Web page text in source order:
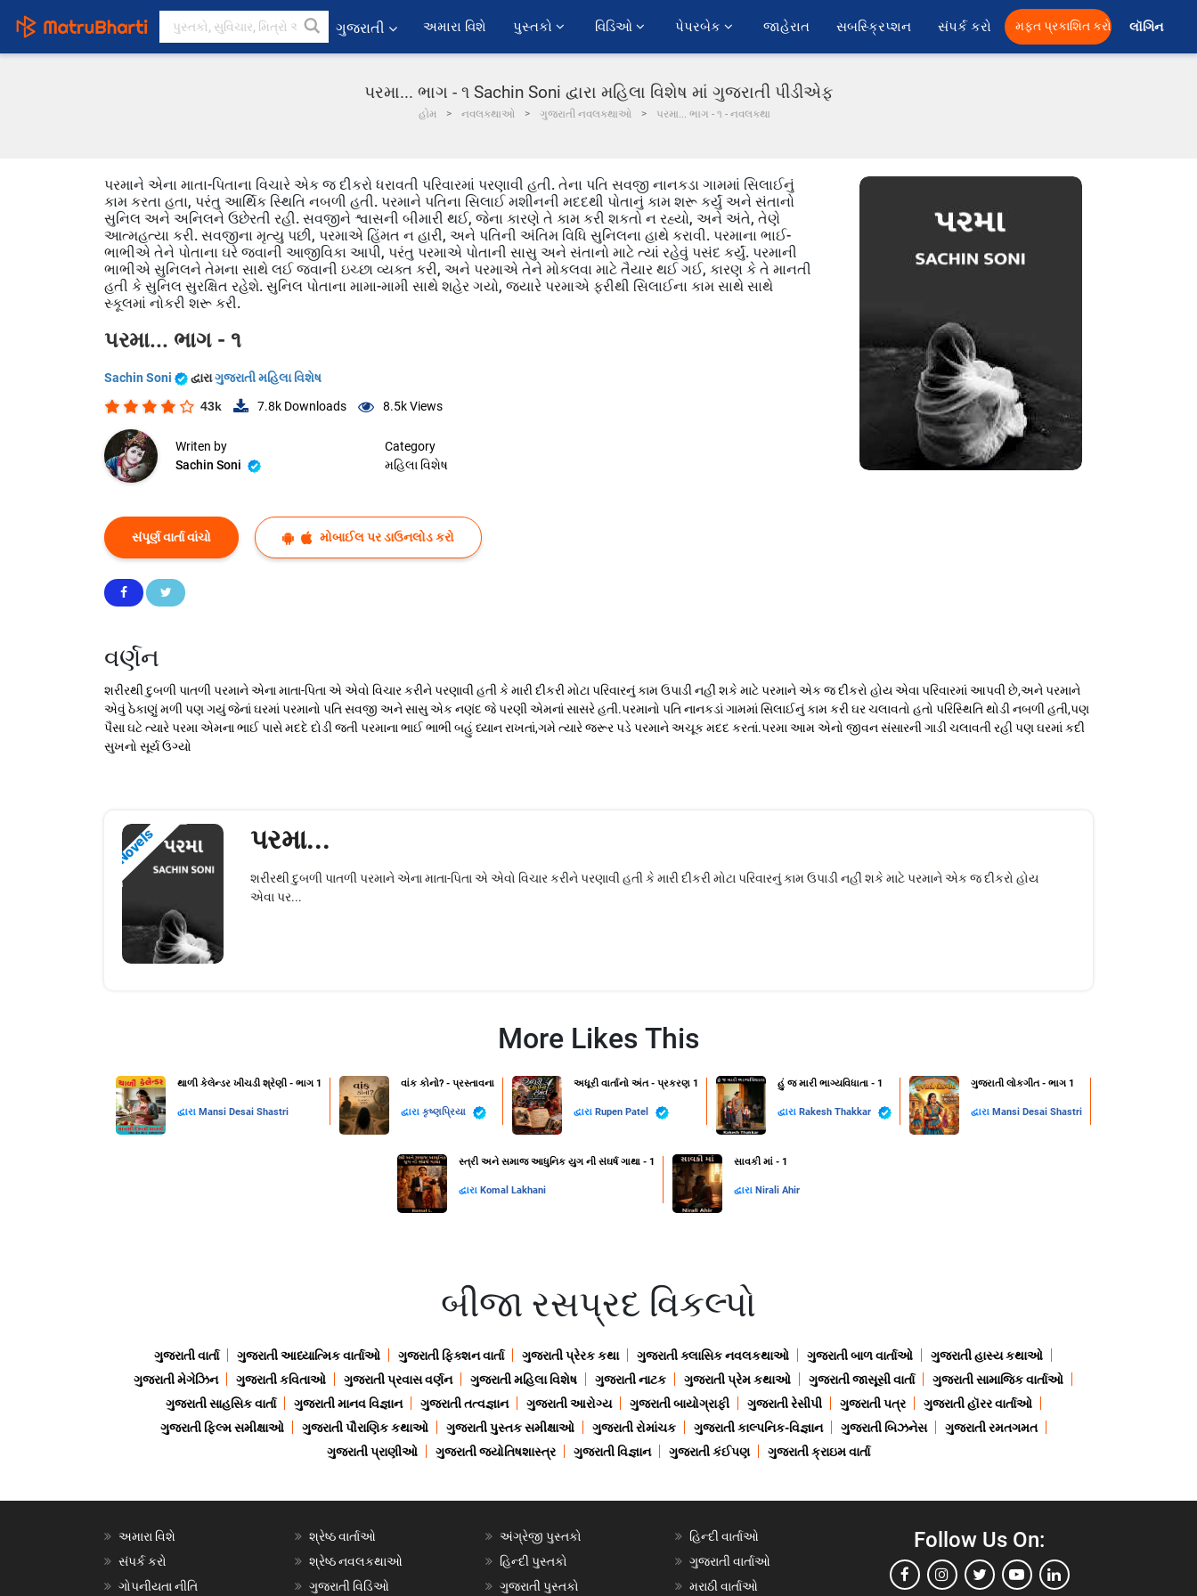
ગુજરાતી અમારા વિશે પુસ્તકો વિડિઓ પેપરબેક જાહેરાત સબસ્ક્રિપ્શન સંપર્ક કરો મફત પ્રકાશિત કરો લૉગિન
પરમા... ભાગ - ૧ Sachin Soni દ્વારા મહિલા વિશેષ માં ગુજરાતી પીડીએફ
હોમ નવલકથાઓ ગુજરાતી નવલકથાઓ પરમા... ભાગ - ૧ - નવલકથા
પરમાને એના માતા-પિતાના વિચારે એક જ દીકરો ધરાવતી પરિવારમાં પરણાવી હતી. તેના પતિ સવજી નાનકડા ગામમાં સિલાઈનું
કામ કરતા હતા, પરંતુ આર્થિક સ્થિતિ નબળી હતી. પરમાને પતિના સિલાઈ મશીનની મદદથી પોતાનું કામ શરૂ કર્યું અને સંતાનો
સુનિલ અને અનિલને ઉછેરતી રહી. સવજીને શ્વાસની બીમારી થઈ, જેના કારણે તે કામ કરી શકતો ન રહ્યો, અને અંતે, તેણે
આત્મહત્યા કરી. સવજીના મૃત્યુ પછી, પરમાએ હિંમત ન હારી, અને પતિની અંતિમ વિધિ સુનિલના હાથે કરાવી. પરમાના ભાઈ-
ભાભીએ તેને પોતાના ઘરે જવાની આજીવિકા આપી, પરંતુ પરમાએ પોતાની સાસુ અને સંતાનો માટે ત્યાં રહેવું પસંદ કર્યું. પરમાની
ભાભીએ સુનિલને તેમના સાથે લઈ જવાની ઇચ્છા વ્યક્ત કરી, અને પરમાએ તેને મોકલવા માટે તૈયાર થઈ ગઈ, કારણ કે તે માનતી
હતી કે સુનિલ સુરક્ષિત રહેશે. સુનિલ પોતાના મામા-મામી સાથે શહેર ગયો, જ્યારે પરમાએ ફરીથી સિલાઈના કામ સાથે સાથે
સ્કૂલમાં નોકરી શરૂ કરી.
પરમા... ભાગ - ૧
Sachin Soni દ્વારાગુજરાતી મહિલા વિશેષ
43k 7.8k Downloads 8.5kViews
Writen by
Sachin Soni
Category
મહિલા વિશેષ
સંપૂર્ણ વાર્તા વાંચો મોબાઈલ પર ડાઉનલોડ કરો
વર્ણન
શરીરથી દુબળી પાતળી પરમાને એના માતા-પિતા એ એવો વિચાર કરીને પરણાવી હતી કે મારી દીકરી મોટા પરિવારનું કામ ઉપાડી નહીં શકે માટે પરમાને એક જ દીકરો હોય એવા પરિવારમાં આપવી છે,અને પરમાને
એવું ઠેકાણું મળી પણ ગયું જેનાં ઘરમાં પરમાનો પતિ સવજી અને સાસુ એક નણંદ જે પરણી એમનાં સાસરે હતી.પરમાનો પતિ નાનકડાં ગામમાં સિલાઈનું કામ કરી ઘર ચલાવતો હતો પરિસ્થિતિ થોડી નબળી હતી,પણ
પૈસા ઘટે ત્યારે પરમા એમના ભાઈ પાસે મદદે દોડી જતી પરમાના ભાઈ ભાભી બહું ધ્યાન રાખતાં,ગમે ત્યારે જરૂર પડે પરમાને અચૂક મદદ કરતાં.પરમા આમ એનો જીવન સંસારની ગાડી ચલાવતી રહી પણ ઘરમાં કદી
સુખનો સૂર્ય ઉગ્યો
Novels પરમા...
શરીરથી દુબળી પાતળી પરમાને એના માતા-પિતા એ એવો વિચાર કરીને પરણાવી હતી કે મારી દીકરી મોટા પરિવારનું કામ ઉપાડી નહીં શકે માટે પરમાને એક જ દીકરો હોય
એવા પર...
More Likes This
થાળી કેલેન્ડર ખીચડી શ્રેણી - ભાગ 1
દ્વારા Mansi Desai Shastri
વાંક કોનો? - પ્રસ્તાવના
દ્વારા કૃષ્ણપ્રિયા
અધૂરી વાર્તાનો અંત - પ્રકરણ 1
દ્વારા Rupen Patel
હું જ મારી ભાગ્યવિધાતા - 1
દ્વારા Rakesh Thakkar
ગુજરાતી લોકગીત - ભાગ 1
દ્વારા Mansi Desai Shastri
સ્ત્રી અને સમાજ આધુનિક યુગ ની સંઘર્ષ ગાથા - 1
દ્વારા Komal Lakhani
સાવકી માં - 1
દ્વારા Nirali Ahir
બીજા રસપ્રદ વિકલ્પો
ગુજરાતી વાર્તા ગુજરાતી આધ્યાત્મિક વાર્તાઓ ગુજરાતી ફિક્શન વાર્તા ગુજરાતી પ્રેરક કથા ગુજરાતી ક્લાસિક નવલકથાઓ ગુજરાતી બાળ વાર્તાઓ
ગુજરાતી હાસ્ય કથાઓ
ગુજરાતી મેગેઝિન
ગુજરાતી કવિતાઓ ગુજરાતી પ્રવાસ વર્ણન ગુજરાતી મહિલા વિશેષ ગુજરાતી નાટક ગુજરાતી પ્રેમ કથાઓ ગુજરાતી જાસૂસી વાર્તા
ગુજરાતી સામાજિક વાર્તાઓ
ગુજરાતી સાહસિક વાર્તા
ગુજરાતી માનવ વિજ્ઞાન ગુજરાતી તત્વજ્ઞાન ગુજરાતી આરોગ્ય ગુજરાતી બાયોગ્રાફી ગુજરાતી રેસીપી ગુજરાતી પત્ર
ગુજરાતી હૉરર વાર્તાઓ
ગુજરાતી ફિલ્મ સમીક્ષાઓ
ગુજરાતી પૌરાણિક કથાઓ ગુજરાતી પુસ્તક સમીક્ષાઓ ગુજરાતી રોમાંચક ગુજરાતી કાલ્પનિક-વિજ્ઞાન ગુજરાતી બિઝનેસ
ગુજરાતી રમતગમત
ગુજરાતી પ્રાણીઓ
ગુજરાતી જ્યોતિષશાસ્ત્ર ગુજરાતી વિજ્ઞાન ગુજરાતી કંઈપણ ગુજરાતી ક્રાઇમ વાર્તા
અમારા વિશે
સંપર્ક કરો
ગોપનીયતા નીતિ
શ્રેષ્ઠ વાર્તાઓ
શ્રેષ્ઠ નવલકથાઓ
ગુજરાતી વિડિઓ
અંગ્રેજી પુસ્તકો
હિન્દી પુસ્તકો
ગુજરાતી પુસ્તકો
હિન્દી વાર્તાઓ
ગુજરાતી વાર્તાઓ
મરાઠી વાર્તાઓ
Follow Us On: